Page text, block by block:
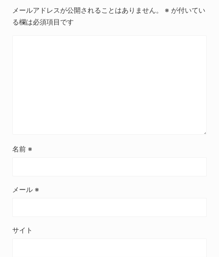
メールアドレスが公開されることはありません。 ※ が付いてい
る欄は必須項目です
名前 ※
メール ※
サイト